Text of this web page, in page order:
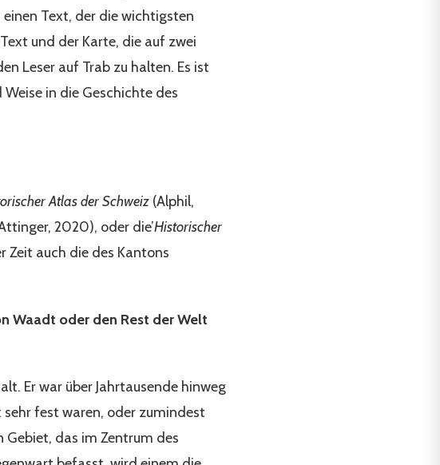
Text, der die wichtigsten
und der Karte, die auf zwei
Leser auf Trab zu halten. Es ist
in die Geschichte des
Atlas der Schweiz (Alphil,
2020), oder die’Historischer
Zeit auch die des Kantons
Waadt oder den Rest der Welt
Er war über Jahrtausende hinweg
fest waren, oder zumindest
Gebiet, das im Zentrum des